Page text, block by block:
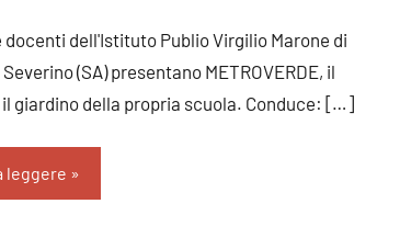
docenti dell'Istituto Publio Virgilio Marone di
(SA) presentano METROVERDE, il
giardino della propria scuola. Conduce: […]
leggere